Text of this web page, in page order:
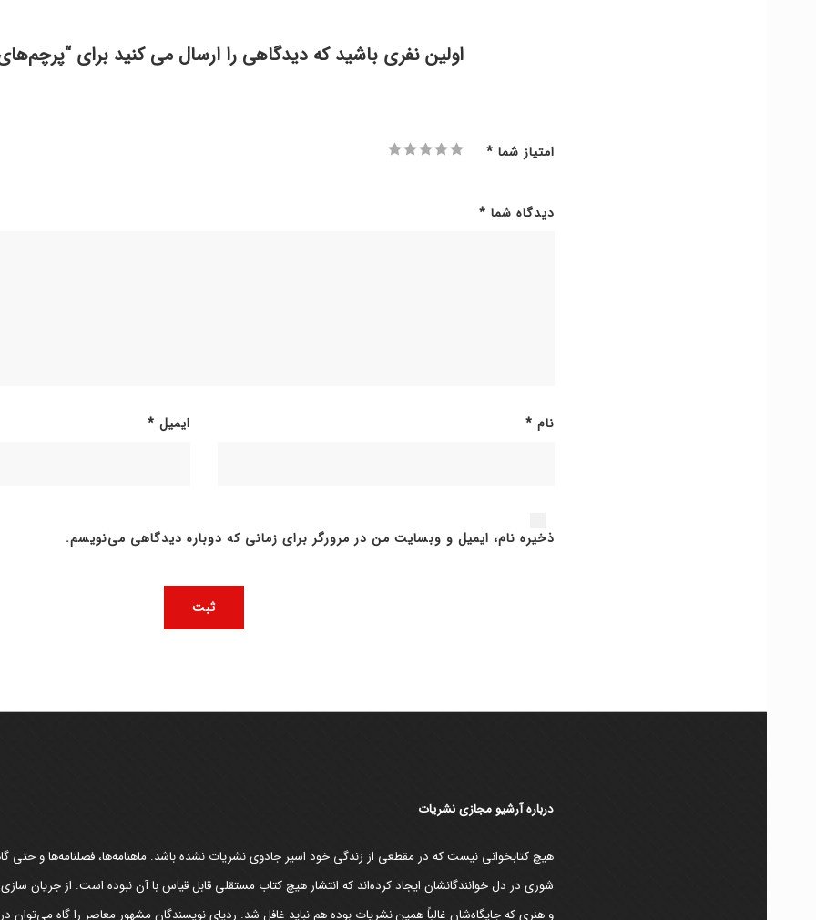
اولین نفری باشید که دیدگاهی را ارسال می کنید برای
امتیاز شما *
دیدگاه شما *
نام * ایمیل *
ذخیره نام، ایمیل و وبسایت من در مرورگر برای زمانی که دوباره دیدگاهی می‌نویسم.
دربارۀ آرشیو مجازی نشریات
هیچ کتابخوانی نیست که در مقطعی از زندگی خود اسیر جادوی نشریات نشده باشد. ماهنامه‌ها، فصلنامه‌ها و حتی
شوری در دل خوانندگانشان ایجاد کرده‌اند که انتشار هیچ کتاب مستقلی قابل قیاس با آن نبوده است. از جریان
و هنری که جایگاه‌شان غالباً همین نشریات بوده هم نباید غافل شد. ردپای نویسندگان مشهور معاصر را گاه می‌توان